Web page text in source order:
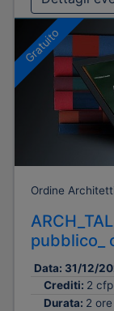
Gratuito
Ordine
pubblico_
Data: 31/12/
Crediti: 2 cfp
Durata: 2 ore